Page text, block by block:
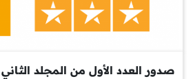
صدور العدد الأول من المجلد